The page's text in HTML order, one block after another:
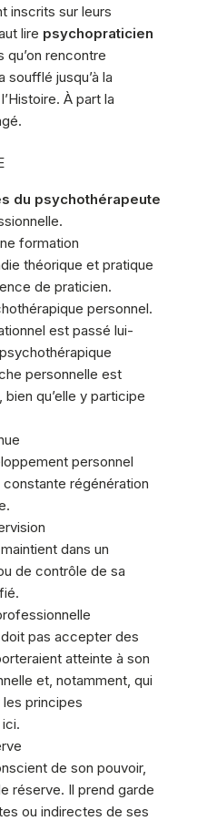
inscrits sur leurs
lire psychopraticien
qu’on rencontre
jusqu’à la
À part la
du psychothérapeute
formation
théorique et pratique
de praticien.
personnel.
est passé lui-
personnelle est
qu’elle y participe
personnel
constante régénération
dans un
de contrôle de sa
pas accepter des
atteinte à son
et, notamment, qui
les principes
de son pouvoir,
réserve. Il prend garde
ou indirectes de ses